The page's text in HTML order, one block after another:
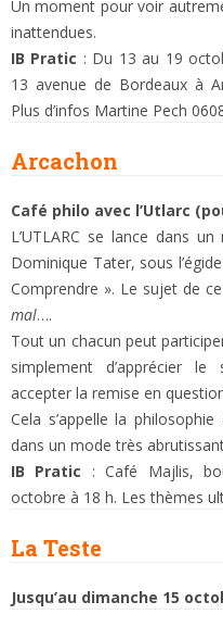
Un moment pour voir
inattendues.
IB Pratic : Du 13 au 19
13 avenue de Bordeaux à
Plus d’infos Martine Pech
Arcachon
Café philo avec l’Utlarc
L’UTLARC se lance dans
Dominique Tater, sous
Comprendre ». Le sujet de
mal….
Tout un chacun peut
simplement d’apprécier
accepter la remise en
Cela s’appelle la
dans un mode très
IB Pratic : Café Majlis,
octobre à 18 h. Les thèmes
La Teste
Jusqu’au dimanche 15